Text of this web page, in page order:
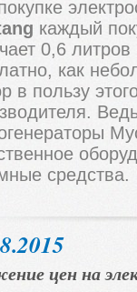
каждый
0,6
как
в пользу
средства.
цен на